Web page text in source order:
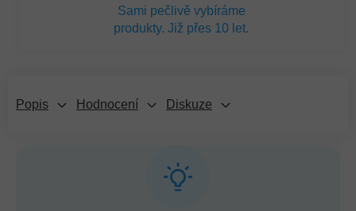
Sami pečlivě vybíráme
produkty. Již přes 10 let.
Popis Hodnocení Diskuze